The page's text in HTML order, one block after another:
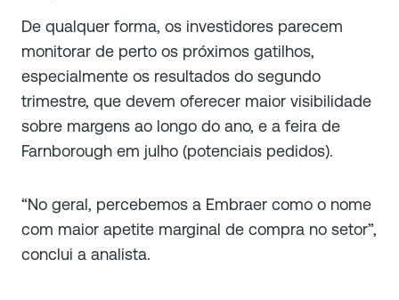
De qualquer forma, os investidores parecem
monitorar de perto os próximos gatilhos,
especialmente os resultados do segundo
trimestre, que devem oferecer maior visibilidade
sobre margens ao longo do ano, e a feira de
Farnborough em julho (potenciais pedidos).
“No geral, percebemos a Embraer como o nome
com maior apetite marginal de compra no setor”,
conclui a analista.